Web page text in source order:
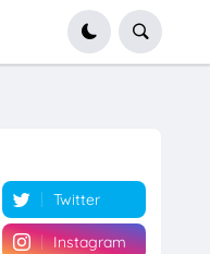
Twitter
Instagram